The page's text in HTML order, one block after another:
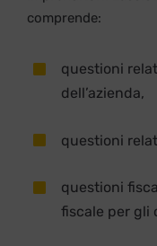
comprende:
questioni
dell’azienda,
questioni
questioni
fiscale per gli